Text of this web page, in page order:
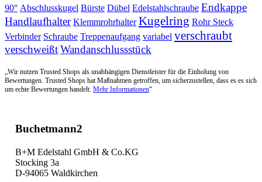
90° Abschlusskugel Bürste Dübel Edelstahlschraube Endkappe
Handlaufhalter Klemmrohrhalter Kugelring Rohr Steck
Verbinder Schraube Treppenaufgang variabel verschraubt
verschweißtWandanschlussstück
„Wir nutzen Trusted Shops als unabhängigen Dienstleister für die Einholung von
Bewertungen. Trusted Shops hat Maßnahmen getroffen, um sicherzustellen, dass es es sich
um echte Bewertungen handelt. Mehr Informationen“
Buchetmann2
B+M Edelstahl GmbH & Co.KG
Stocking 3a
D-94065 Waldkirchen